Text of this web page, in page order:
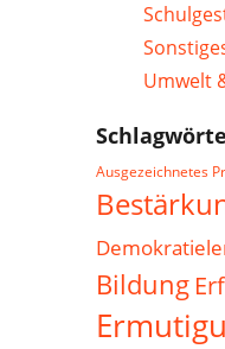
Umwelt
Ausgezeichnetes
Bildung